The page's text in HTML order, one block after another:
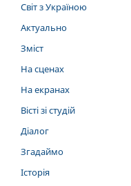
Світ з Україною
Актуально
Зміст
На сценах
На екранах
Вісті зі студій
Діалог
Згадаймо
Історія